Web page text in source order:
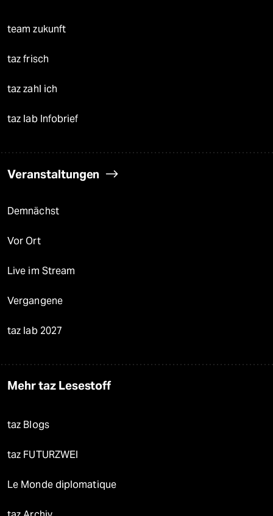
team zukunft
taz frisch
taz zahl ich
taz lab Infobrief
Veranstaltungen
Demnächst
Vor Ort
Live im Stream
Vergangene
taz lab 2027
Mehr taz Lesestoff
taz Blogs
taz FUTURZWEI
Le Monde diplomatique